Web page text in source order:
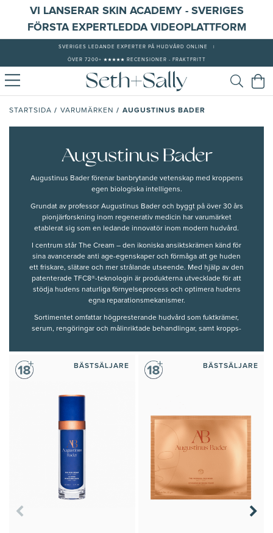
VI LANSERAR SKIN ACADEMY - SVERIGES
FÖRSTA EXPERTLEDDA VIDEOPLATTFORM
SVERIGES LEDANDE EXPERTER PÅ HUDVÅRD ONLINE
ÖVER 7200+ ★★★★★ RECENSIONER - FRAKTFRITT
STARTSIDA / VARUMÄRKEN / AUGUSTINUS BADER
Augustinus Bader
Augustinus Bader förenar banbrytande vetenskap med kroppens
egen biologiska intelligens.
Grundat av professor Augustinus Bader och byggt på över 30 års
pionjärforskning inom regenerativ medicin har varumärket
etablerat sig som en ledande innovatör inom modern hudvård.
I centrum står The Cream – den ikoniska ansiktskrämen känd för
sina avancerade anti age-egenskaper och förmåga att ge huden
ett friskare, slätare och mer strålande utseende. Med hjälp av den
patenterade TFC8®-teknologin är produkterna utvecklade för att
stödja hudens naturliga förnyelseprocess och optimera hudens
egna reparationsmekanismer.
Sortimentet omfattar högpresterande hudvård som fuktkrämer,
serum, rengöringar och målinriktade behandlingar, samt kropps-
formuleringar och exklusiva texturer erbjuder Augustinus Bader
en hudvårdsupplevelse där effektivitet möter lyx.
Innehållet och rekommendationerna på denna sida är framtagna
BÄSTSÄLJARE BÄSTSÄLJARE